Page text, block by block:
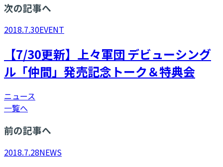
次の記事へ
2018.7.30EVENT
【7/30更新】上々軍団 デビューシング
ル「仲間」発売記念トーク＆特典会
ニュース
一覧へ
前の記事へ
2018.7.28NEWS